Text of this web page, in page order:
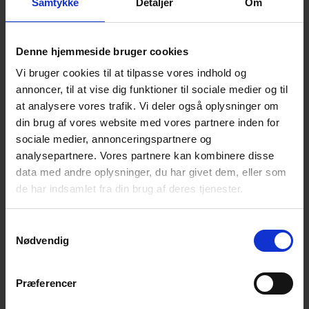
Denne hjemmeside bruger cookies
Vi bruger cookies til at tilpasse vores indhold og
annoncer, til at vise dig funktioner til sociale medier og til
at analysere vores trafik. Vi deler også oplysninger om
din brug af vores website med vores partnere inden for
sociale medier, annonceringspartnere og
analysepartnere. Vores partnere kan kombinere disse
data med andre oplysninger, du har givet dem, eller som
de har indsamlet fra din brug af deres tjenester.
Nødvendig
Præferencer
Bliv certificeret som
2030